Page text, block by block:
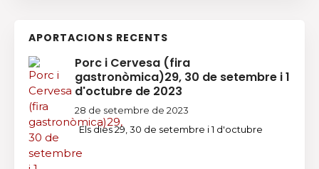
APORTACIONS RECENTS
Porc i Cervesa (fira
gastronòmica)29, 30 de setembre i 1
d'octubre de 2023
28 de setembre de 2023
Els dies 29, 30 de setembre i 1 d'octubre